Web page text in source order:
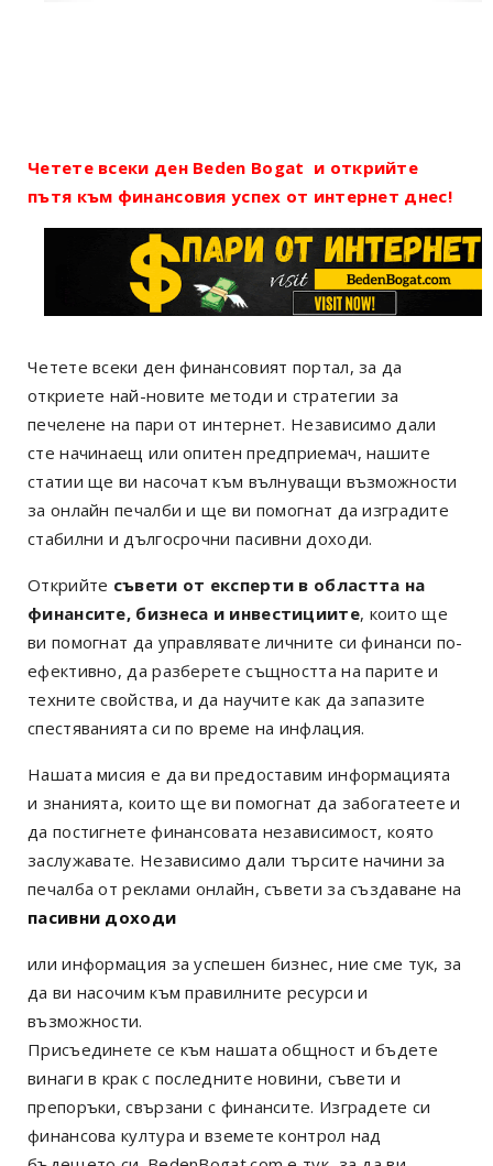
Четете всеки ден Beden Bogat и открийте
пътя към финансовия успех от интернет днес!
Четете всеки ден финансовият портал, за да
откриете най-новите методи и стратегии за
печелене на пари от интернет. Независимо дали
сте начинаещ или опитен предприемач, нашите
статии ще ви насочат към вълнуващи възможности
за онлайн печалби и ще ви помогнат да изградите
стабилни и дългосрочни пасивни доходи.
Открийте съвети от експерти в областта на
финансите, бизнеса и инвестициите, които ще
ви помогнат да управлявате личните си финанси по-
ефективно, да разберете същността на парите и
техните свойства, и да научите как да запазите
спестяванията си по време на инфлация.
Нашата мисия е да ви предоставим информацията
и знанията, които ще ви помогнат да забогатеете и
да постигнете финансовата независимост, която
заслужавате. Независимо дали търсите начини за
печалба от реклами онлайн, съвети за създаване на
пасивни доходи
или информация за успешен бизнес, ние сме тук, за
да ви насочим към правилните ресурси и
възможности.
Присъединете се към нашата общност и бъдете
винаги в крак с последните новини, съвети и
препоръки, свързани с финансите. Изградете си
финансова култура и вземете контрол над